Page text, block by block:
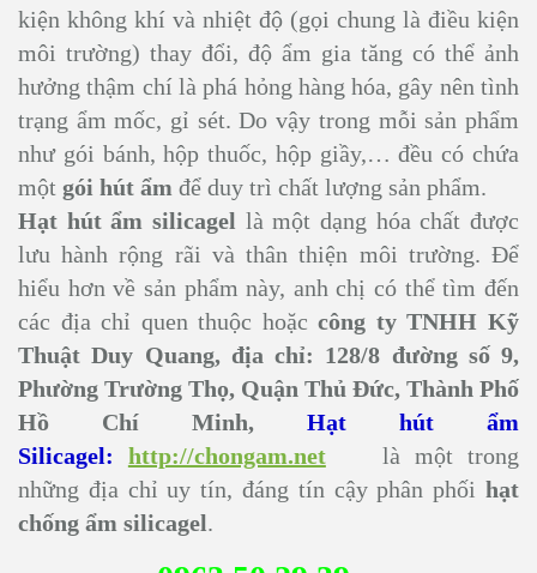
kiện không khí và nhiệt độ (gọi chung là điều kiện
môi trường) thay đổi, độ ẩm gia tăng có thể ảnh
hưởng thậm chí là phá hỏng hàng hóa, gây nên tình
trạng ẩm mốc, gỉ sét. Do vậy trong mỗi sản phẩm
như gói bánh, hộp thuốc, hộp giầy,… đều có chứa
một gói hút ẩm để duy trì chất lượng sản phẩm.
Hạt hút ẩm silicagel là một dạng hóa chất được
lưu hành rộng rãi và thân thiện môi trường. Để
hiểu hơn về sản phẩm này, anh chị có thể tìm đến
các địa chỉ quen thuộc hoặccông ty TNHH Kỹ
Thuật Duy Quang, địa chỉ: 128/8 đường số 9,
Phường Trường Thọ, Quận Thủ Đức, Thành Phố
Hồ Chí Minh, Hạt hút ẩm
Silicagel: http://chongam.net
là một trong
những địa chỉ uy tín, đáng tín cậy phân phối hạt
chống ẩm silicagel.